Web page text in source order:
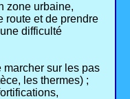
zone urbaine,
route et de prendre
difficulté
marcher sur les pas
les thermes) ;